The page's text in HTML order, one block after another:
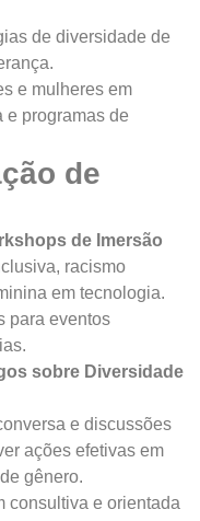
de diversidade de
e mulheres em
e programas de
de
de Imersão
racismo
em tecnologia.
para eventos
sobre Diversidade
e discussões
ações efetivas em
gênero.
consultiva e orientada